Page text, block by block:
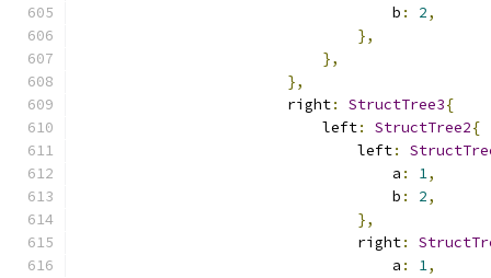
                                    b
: 2,
},
},
},
                        right
: StructTree3{
                            left
: StructTree2{
                                left
:
                                    a
: 1,
                                    b
: 2,
},
                                right
:
                                    a
: 1,